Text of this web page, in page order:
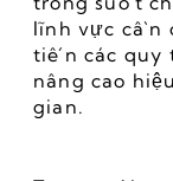
lĩnh vực cần
tiến các quy
nâng cao
gian.